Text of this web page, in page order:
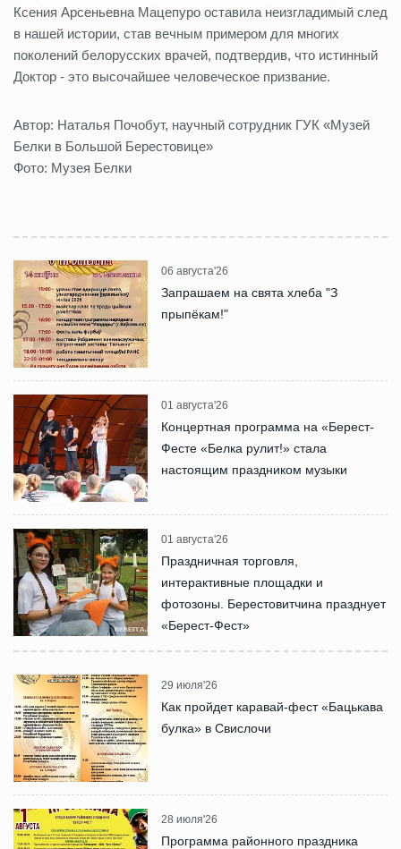
Ксения Арсеньевна Мацепуро оставила неизгладимый след
в нашей истории, став вечным примером для многих
поколений белорусских врачей, подтвердив, что истинный
Доктор - это высочайшее человеческое призвание.
Автор: Наталья Почобут, научный сотрудник ГУК «Музей
Белки в Большой Берестовице»
Фото: Музея Белки
06 августа'26
Запрашаем на свята хлеба "З
прыпёкам!"
01 августа'26
Концертная программа на «Берест-
Фесте «Белка рулит!» стала
настоящим праздником музыки
01 августа'26
Праздничная торговля,
интерактивные площадки и
фотозоны. Берестовитчина празднует
«Берест-Фест»
29 июля'26
Как пройдет каравай-фест «Бацькава
булка» в Свислочи
28 июля'26
Программа районного праздника